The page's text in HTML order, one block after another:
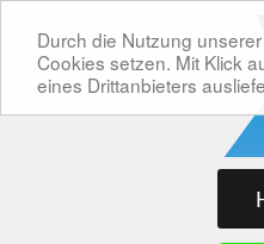
Durch die Nutzung
Cookies setzen. Mit Klick
eines Drittanbieters